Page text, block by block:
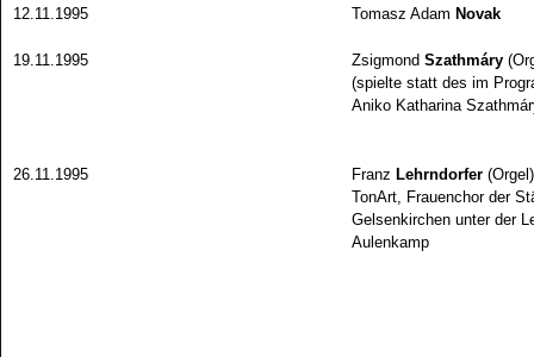
12.11.1995 Tomasz Adam Novak
19.11.1995 Zsigmond Szathmáry
(spielte statt des im
Aniko Katharina
26.11.1995 Franz Lehrndorfer (Orgel)
TonArt, Frauenchor der
Gelsenkirchen unter der
Aulenkamp